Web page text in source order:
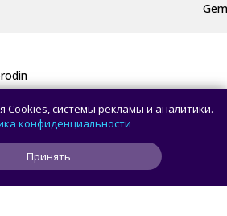
и документацию, чтобы
создавать
Cookies, системы рекламы и аналитики.
конфиденциальности
Принять